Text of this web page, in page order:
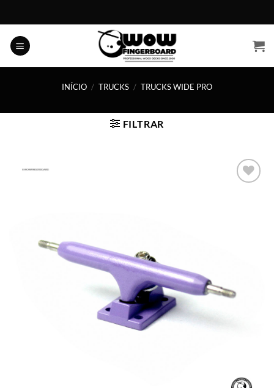
to
content
INÍCIO / TRUCKS / TRUCKS WIDE PRO
FILTRAR